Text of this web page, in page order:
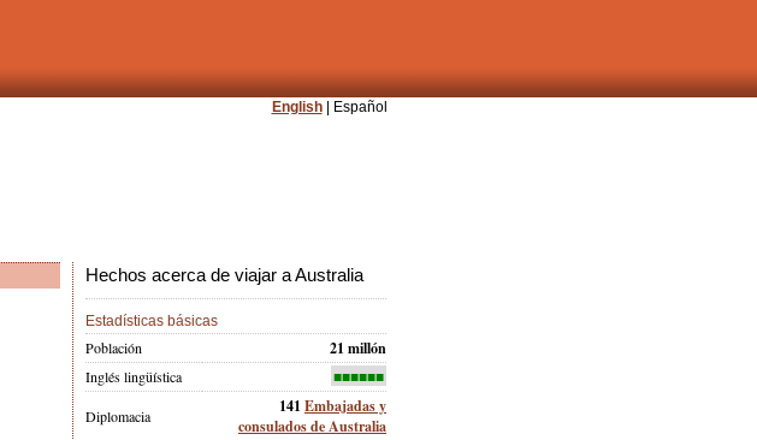
English| Español
Hechos acerca de viajar a Australia
Estadísticas básicas
Población 21 millón
Inglés lingüística ■■■■■■
Diplomacia 141 Embajadas y
consulados de Australia